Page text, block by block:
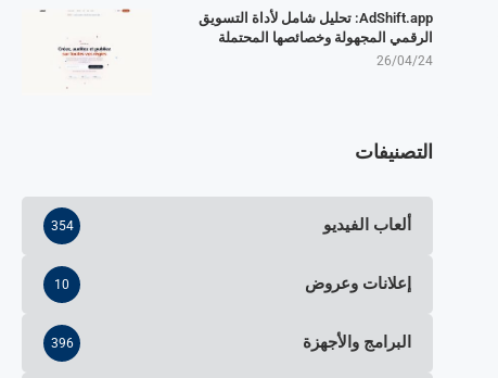
AdShift.app: تحليل شامل لأداة التسويق
الرقمي المجهولة وخصائصها المحتملة
26/04/24
التصنيفات
ألعاب الفيديو 354
إعلانات وعروض 10
البرامج والأجهزة 396